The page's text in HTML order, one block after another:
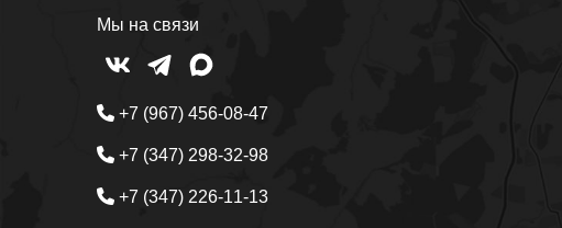
Мы на связи
+7 (967) 456-08-47
+7 (347) 298-32-98
+7 (347) 226-11-13